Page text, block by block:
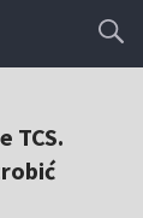
TCS.